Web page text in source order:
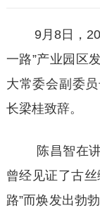
9月8日，
一路”产业园区
大常委会副委
长梁桂致辞。
陈昌智在讲
曾经见证了古
路”而焕发出勃